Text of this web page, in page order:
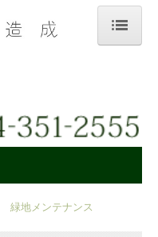
緑地メンテナンス